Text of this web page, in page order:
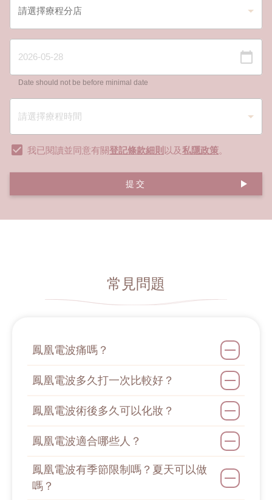
Date should not be before minimal date
我已閱讀並同意有關登記條款細則 以及私隱政策。
提交
常見問題
鳳凰電波痛嗎？
鳳凰電波多久打一次比較好？
鳳凰電波術後多久可以化妝？
鳳凰電波適合哪些人？
鳳凰電波有季節限制嗎？夏天可以做
嗎？